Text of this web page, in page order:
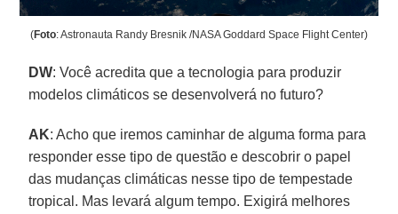
(Foto: Astronauta Randy Bresnik /NASA Goddard Space Flight Center)
DW: Você acredita que a tecnologia para produzir
modelos climáticos se desenvolverá no futuro?
AK: Acho que iremos caminhar de alguma forma para
responder esse tipo de questão e descobrir o papel
das mudanças climáticas nesse tipo de tempestade
tropical. Mas levará algum tempo. Exigirá melhores